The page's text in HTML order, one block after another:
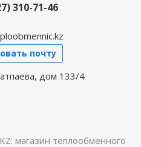
310-71-46
почту
дом 133/4
магазин теплообменного